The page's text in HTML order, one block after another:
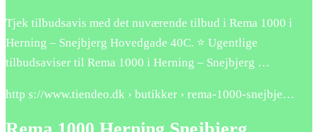
Tjek tilbudsavis med det nuværende tilbud i Rema 1000 i
Herning – Snejbjerg Hovedgade 40C. ⭐ Ugentlige
tilbudsaviser til Rema 1000 i Herning – Snejbjerg …
http s://www.tiendeo.dk › butikker › rema-1000-snejbje…